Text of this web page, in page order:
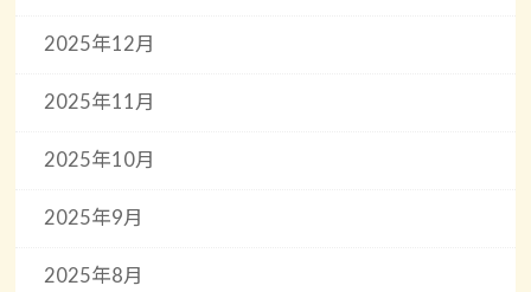
2025年12月
2025年11月
2025年10月
2025年9月
2025年8月